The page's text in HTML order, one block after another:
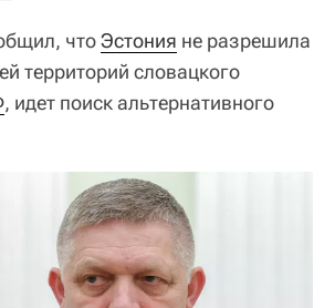
чтоЭстония не разрешила
территорий словацкого
, идет поиск альтернативного